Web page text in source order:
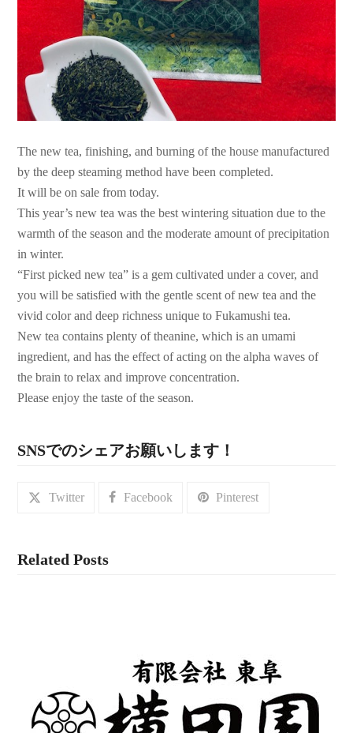
The new tea, finishing, and burning of the house manufactured
by the deep steaming method have been completed.
It will be on sale from today.
This year’s new tea was the best wintering situation due to the
warmth of the season and the moderate amount of precipitation
in winter.
“First picked new tea” is a gem cultivated under a cover, and
you will be satisfied with the gentle scent of new tea and the
vivid color and deep richness unique to Fukamushi tea.
New tea contains plenty of theanine, which is an umami
ingredient, and has the effect of acting on the alpha waves of
the brain to relax and improve concentration.
Please enjoy the taste of the season.
SNSでのシェアお願いします！
Twitter Facebook Pinterest
Related Posts